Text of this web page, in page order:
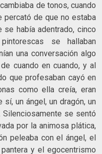
de tonos, cuando
percató de que no estaba
se había adentrado, cinco
se hallaban
una conversación algo
cuando en cuando, y al
que profesaban cayó en
como ella creía, eran
un ángel, un dragón, un
Silenciosamente se sentó
por la animosa plática,
peleaba con el ángel, el
y el egocentrismo